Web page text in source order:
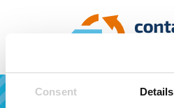
Consent Details
Datenschutz